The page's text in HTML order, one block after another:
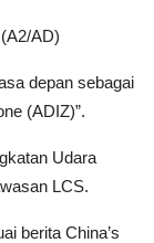
AD)
depan sebagai
(ADIZ)”.
Udara
LCS.
berita China’s